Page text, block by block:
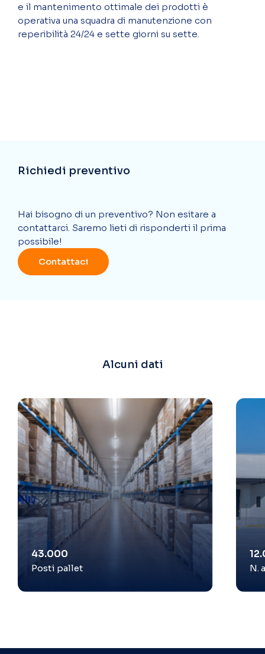
e il mantenimento ottimale dei prodotti è
operativa una squadra di manutenzione con
reperibilità 24/24 e sette giorni su sette.
Richiedi preventivo
Hai bisogno di un preventivo? Non esitare a
contattarci. Saremo lieti di risponderti il prima
possibile!
Contattaci
Alcuni dati
43.000
Posti pallet N.